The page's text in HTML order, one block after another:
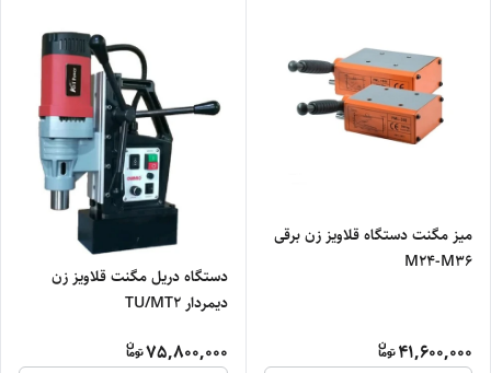
میز مگنت دستگاه قلاویز زن برقی
M24-M36
41,600,000
دستگاه دریل مگنت قلاویز زن
دیمردار TU/MT2
75,800,000